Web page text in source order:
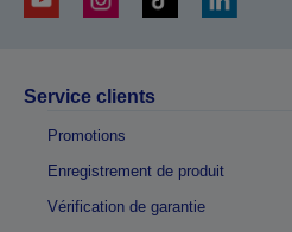
Service clients
Promotions
Enregistrement de produit
Vérification de garantie